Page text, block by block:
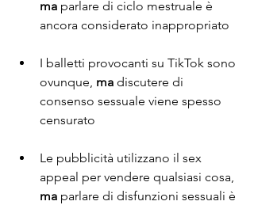
ma parlare di ciclo mestruale è
ancora considerato inappropriato
I balletti provocanti su TikTok sono
ovunque, ma discutere di
consenso sessuale viene spesso
censurato
Le pubblicità utilizzano il sex
appeal per vendere qualsiasi cosa,
ma parlare di disfunzioni sessuali è